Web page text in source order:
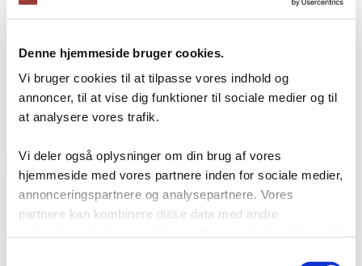
Denne hjemmeside bruger cookies.
Vi bruger cookies til at tilpasse vores indhold og
annoncer, til at vise dig funktioner til sociale medier og til
at analysere vores trafik.
Vi deler også oplysninger om din brug af vores
hjemmeside med vores partnere inden for sociale medier,
annonceringspartnere og analysepartnere. Vores
partnere kan kombinere disse data med andre
Dansk
English
Svenska